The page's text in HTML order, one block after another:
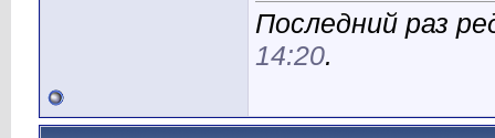
Последний раз
14:20.